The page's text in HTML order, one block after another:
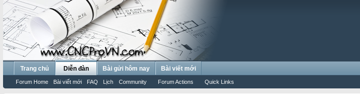
Trang chủ Diễn đàn
Forum Home Bài viết mới FAQ Lịch Community Forum Actions Quick Links
Bài gửi hôm nay Bài viết mới